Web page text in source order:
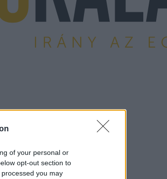
of your personal or
opt-out section to
you may